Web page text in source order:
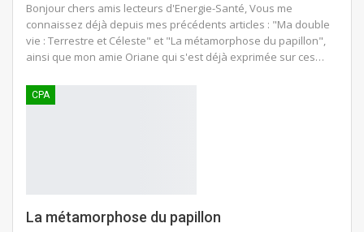
Bonjour chers amis lecteurs d'Energie-Santé, Vous me
connaissez déjà depuis mes précédents articles : "Ma double
vie : Terrestre et Céleste" et "La métamorphose du papillon",
ainsi que mon amie Oriane qui s'est déjà exprimée sur ces…
CPA
La métamorphose du papillon